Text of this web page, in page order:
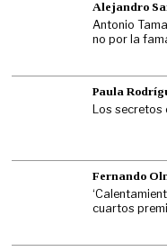
Alejandro
Antonio
no por la
Paula
Los secretos
Fernando
cuartos